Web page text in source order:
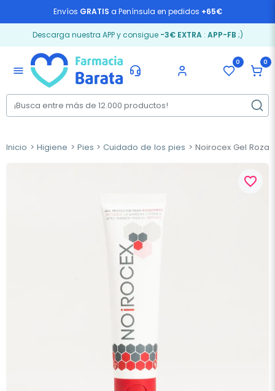
Envíos GRATIS a Península en pedidos +65€
Descarga nuestra APP y consigue -3€ EXTRA: APP-FB ;)
menu
0 0
Inicio Higiene Pies Cuidado de los pies Noirocex Gel
favorite_border